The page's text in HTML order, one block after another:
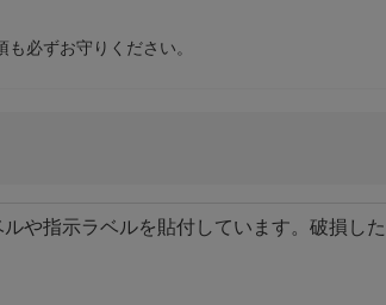
必ずお守りください。
や指示ラベルを貼付しています。破損し